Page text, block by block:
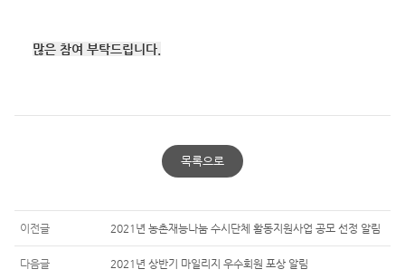
많은 참여 부탁드립니다.
목록으로
이전글 2021년 농촌재능나눔 수시단체 활동지원사업 공모 선정 알림
다음글 2021년 상반기 마일리지 우수회원 포상 알림